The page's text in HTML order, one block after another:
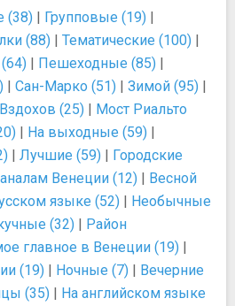
(38) | Групповые (19) |
(88) | Тематические (100) |
| Пешеходные (85) |
| Сан-Марко (51) | Зимой (95) |
(25) | Мост Риальто
| На выходные (59) |
| Лучшие (59) | Городские
Венеции (12) | Весной
языке (52) | Необычные
(32) | Район
главное в Венеции (19) |
(19) | Ночные (7) | Вечерние
(35) | На английском языке